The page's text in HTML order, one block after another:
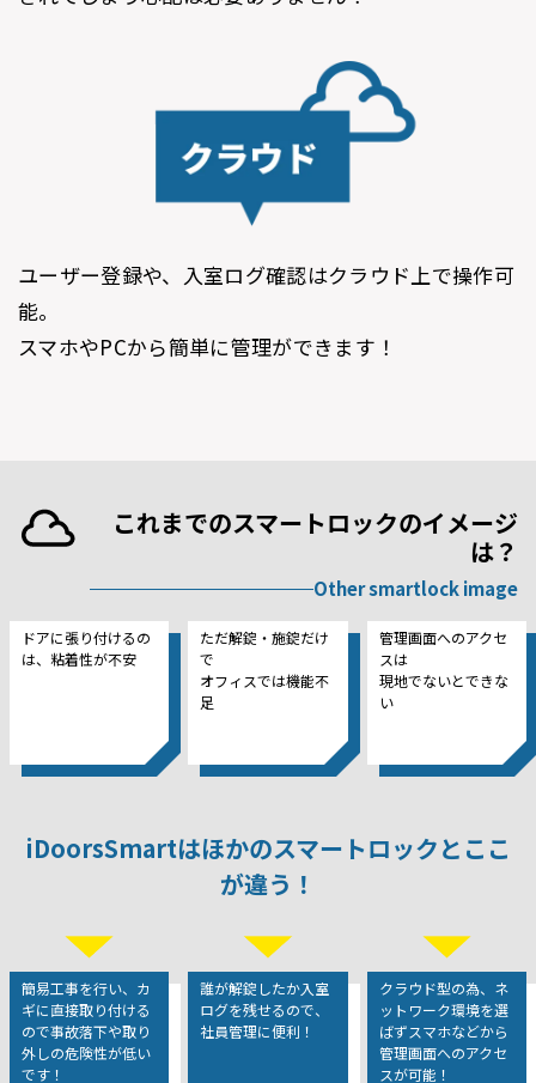
ユーザー登録や、入室ログ確認はクラウド上で操作可
能。
スマホやPCから簡単に管理ができます！
これまでのスマートロックのイメージ
は？
Other smartlock image
ドアに張り付けるの
は、粘着性が不安
ただ解錠・施錠だけ
で
オフィスでは機能不
足
管理画面へのアクセ
スは
現地でないとできな
い
iDoorsSmartはほかのスマートロックとここ
が違う！
簡易工事を行い、カ
ギに直接取り付ける
ので事故落下や取り
外しの危険性が低い
です！
誰が解錠したか入室
ログを残せるので、
社員管理に便利！
クラウド型の為、ネ
ットワーク環境を選
ばずスマホなどから
管理画面へのアクセ
スが可能！